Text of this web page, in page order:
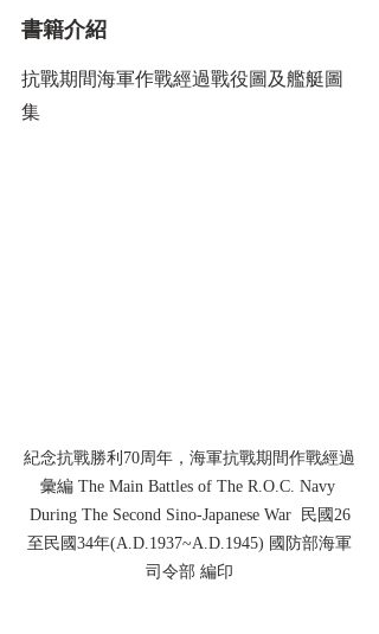
書籍介紹
抗戰期間海軍作戰經過戰役圖及艦艇圖
集
紀念抗戰勝利70周年，海軍抗戰期間作戰經過
彙編 The Main Battles of The R.O.C. Navy
During The Second Sino-Japanese War  民國26
至民國34年(A.D.1937~A.D.1945) 國防部海軍
司令部 編印